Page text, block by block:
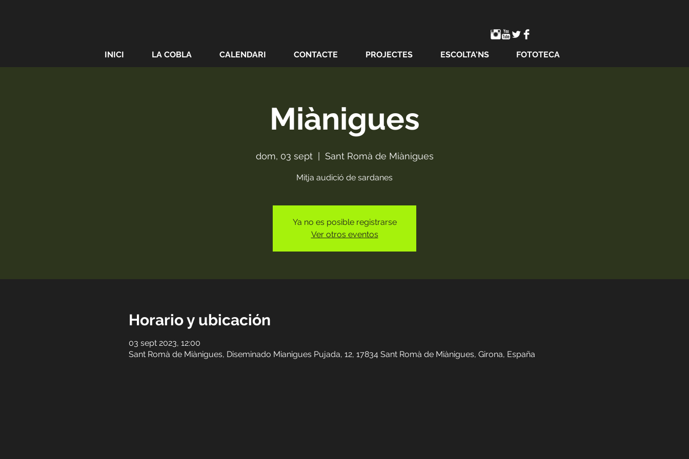
INICI LA COBLA CALENDARI CONTACTE PROJECTES ESCOLTA'NS FOTOTECA
Miànigues
dom, 03 sept
  |
Sant Romà de Miànigues
Mitja audició de sardanes
Ya no es posible registrarse
Ver otros eventos
Horario y ubicación
03 sept 2023, 12:00
Sant Romà de Miànigues, Diseminado Mianigues Pujada, 12, 17834 Sant Romà de Miànigues, Girona, España